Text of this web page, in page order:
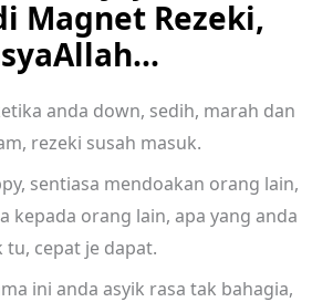
Magnet Rezeki,
anda down, sedih, marah dan
rezeki susah masuk.
sentiasa mendoakan orang lain,
kepada orang lain, apa yang anda
tu, cepat je dapat.
ini anda asyik rasa tak bahagia,